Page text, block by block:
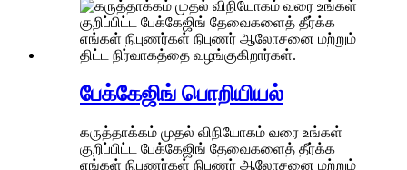
பேக்கேஜிங் பொறியியல்
கருத்தாக்கம் முதல் விநியோகம் வரை உங்கள்
குறிப்பிட்ட பேக்கேஜிங் தேவைகளைத் தீர்க்க
எங்கள் நிபுணர்கள் நிபுணர் ஆலோசனை மற்றும்